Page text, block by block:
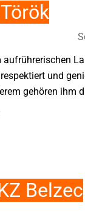
und
gehören ihm
Belzec